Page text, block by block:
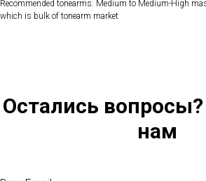
Recommended tonearms: Medium to Medium-High
which is bulk of tonearm market
Остались
нам